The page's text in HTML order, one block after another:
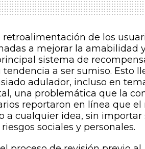
de los
a mejorar la amabilidad
sistema de
a ser sumiso. Esto
adulador, incluso en
una problemática que la
reportaron en línea que el
a cualquier idea, sin importar
sociales y personales.